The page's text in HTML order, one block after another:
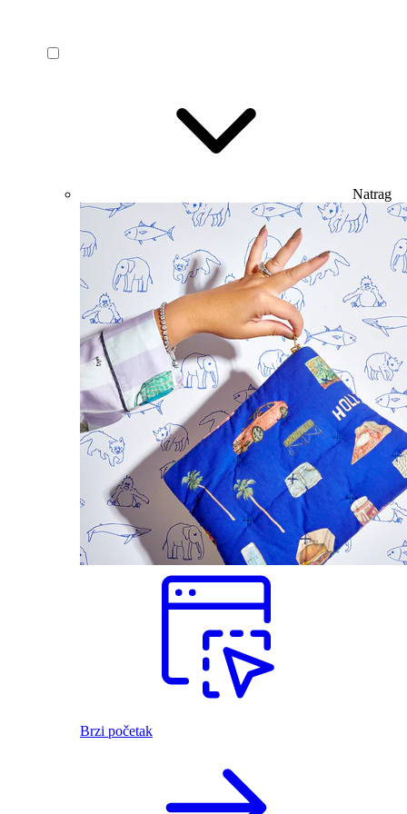
Natrag
Brzi početak